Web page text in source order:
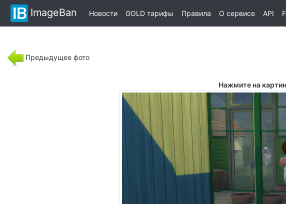
ImageBan Новости GOLD тарифы Правила О сервисе API
Предыдущее фото
Нажмите на